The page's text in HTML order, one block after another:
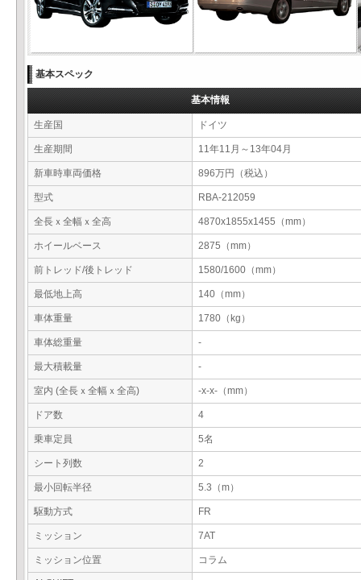
基本スペック
基本情報
生産国 ドイツ
生産期間 11年11月～13年04月
新車時車両価格 896万円（税込）
型式 RBA-212059
全長ｘ全幅ｘ全高 4870x1855x1455（mm）
ホイールベース 2875（mm）
前トレッド/後トレッド 1580/1600（mm）
最低地上高 140（mm）
車体重量 1780（kg）
車体総重量 -
最大積載量 -
室内 (全長ｘ全幅ｘ全高) -x-x-（mm）
ドア数 4
乗車定員 5名
シート列数 2
最小回転半径 5.3（m）
駆動方式 FR
ミッション 7AT
ミッション位置 コラム